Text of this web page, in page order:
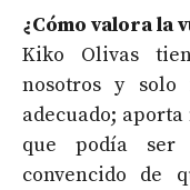
¿Cómo valora la
Kiko Olivas
nosotros y solo
adecuado;
que podía
convencido de